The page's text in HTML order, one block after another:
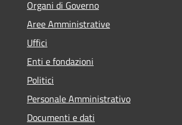
Organi di Governo
Aree Amministrative
Uffici
Enti e fondazioni
Politici
Personale Amministrativo
Documenti e dati